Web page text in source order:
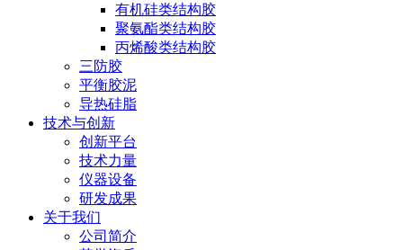
有机硅类结构胶
聚氨酯类结构胶
丙烯酸类结构胶
三防胶
平衡胶泥
导热硅脂
技术与创新
创新平台
技术力量
仪器设备
研发成果
关于我们
公司简介